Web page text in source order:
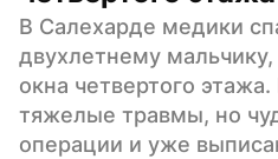
В Салехарде медики
двухлетнему
окна четвертого
тяжелые травмы, но
операции и уже